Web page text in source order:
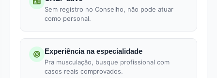
Sem registro no Conselho, não pode atuar
como personal.
Experiência na especialidade
Pra musculação, busque profissional com
casos reais comprovados.